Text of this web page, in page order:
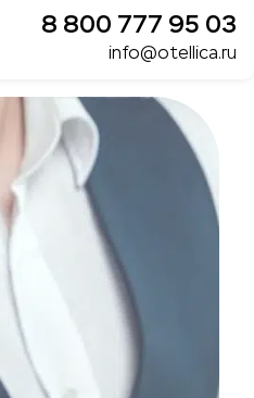
8 800 777 95 03
info@otellica.ru